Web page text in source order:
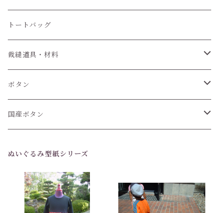
トートバッグ
裁縫道具・材料
紐
ボタン
6個セット
国産ボタン
1個(バラ売り)
ぬいぐるみ型紙シリーズ